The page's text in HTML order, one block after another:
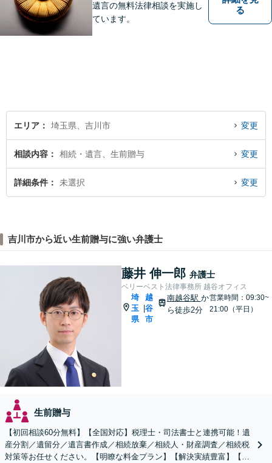
遺言の無料法律相談を実施し
ています。
る
エリア 埼玉県、吉川市 変更
相談内容 相続・遺言、生前贈与 変更
詳細条件 未選択 変更
吉川市から近い生前贈与に強い弁護士
藤井 伸一郎 弁護士
ベリーベスト法律事務所 越谷オフィス
埼
玉
県
越
谷
市
南越谷駅 か
ら徒歩2分
営業時間：09:30~
21:00（平日）
生前贈与
【初回相談60分無料】【全国対応】税理士・司法書士と連携可能！遺
産分割／遺留分／遺言書作成／相続放棄／相続人・財産調査／相続税
対策等お任せください。【明瞭な料金プラン】【解決実績豊富】【電